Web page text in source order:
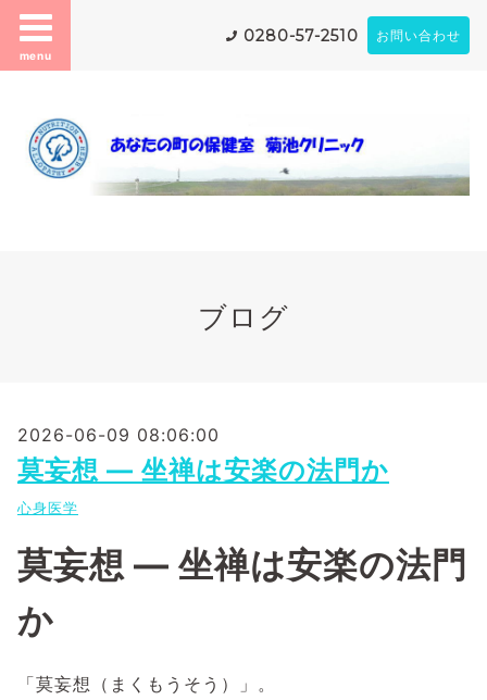
menu
0280-57-2510 お問い合わせ
ブログ
2026-06-09 08:06:00
莫妄想 ― 坐禅は安楽の法門か
心身医学
莫妄想 ― 坐禅は安楽の法門
か
「莫妄想（まくもうそう）」。